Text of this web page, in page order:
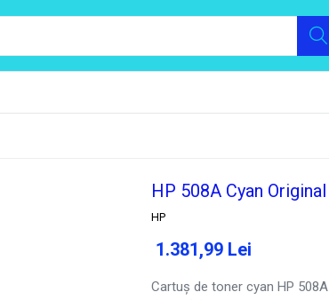
HP 508A Cyan
HP
1.381,99 Lei
Cartuș de toner cyan HP